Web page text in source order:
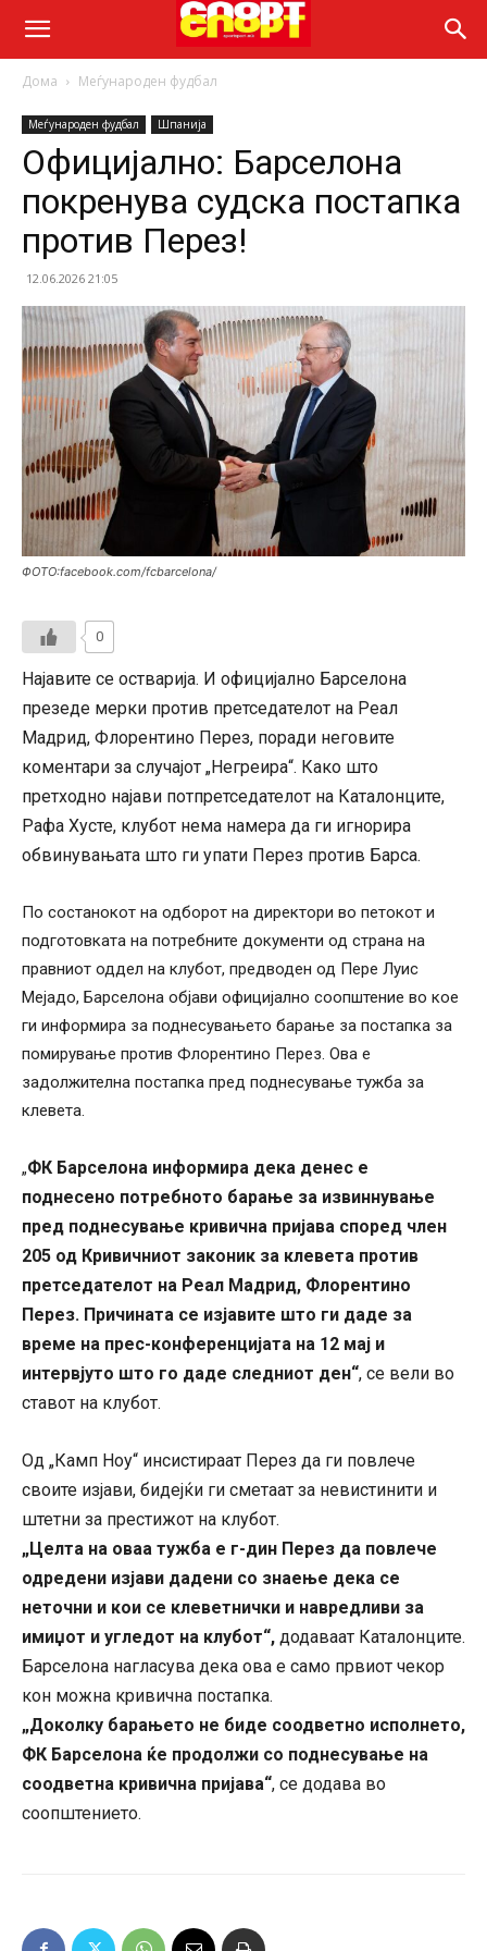
Дома Меѓународен фудбал
Меѓународен фудбал Шпанија
Официјално: Барселона
покренува судска постапка
против Перез!
12.06.2026 21:05
ФОТО:facebook.com/fcbarcelona/
0
Најавите се остварија. И официјално Барселона
презеде мерки против претседателот на Реал
Мадрид, Флорентино Перез, поради неговите
коментари за случајот „Негреира“. Како што
претходно најави потпретседателот на Каталонците,
Рафа Хусте, клубот нема намера да ги игнорира
обвинувањата што ги упати Перез против Барса.
По состанокот на одборот на директори во петокот и
подготовката на потребните документи од страна на
правниот оддел на клубот, предводен од Пере Луис
Мејадо, Барселона објави официјално соопштение во кое
ги информира за поднесувањето барање за постапка за
помирување против Флорентино Перез. Ова е
задолжителна постапка пред поднесување тужба за
клевета.
„ФК Барселона информира дека денес е
поднесено потребното барање за извиннување
пред поднесување кривична пријава според член
205 од Кривичниот законик за клевета против
претседателот на Реал Мадрид, Флорентино
Перез. Причината се изјавите што ги даде за
време на прес-конференцијата на 12 мај и
интервјуто што го даде следниот ден“, се вели во
ставот на клубот.
Од „Камп Ноу“ инсистираат Перез да ги повлече
своите изјави, бидејќи ги сметаат за невистинити и
штетни за престижот на клубот.
„Целта на оваа тужба е г-дин Перез да повлече
одредени изјави дадени со знаење дека се
неточни и кои се клеветнички и навредливи за
имиџот и угледот на клубот“, додаваат Каталонците.
Барселона нагласува дека ова е само првиот чекор
кон можна кривична постапка.
„Доколку барањето не биде соодветно исполнето,
ФК Барселона ќе продолжи со поднесување на
соодветна кривична пријава“, се додава во
соопштението.